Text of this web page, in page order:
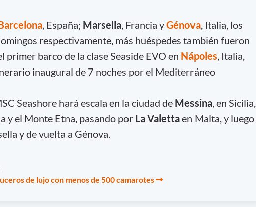
, España; Marsella, Francia yGénova, Italia, los
respectivamente, más huéspedes también fueron
primer barco de la clase Seaside EVO en Nápoles , Italia,
inaugural de 7 noches por el Mediterráneo
Seashore hará escala en la ciudad de Messina, en Sicilia,
y el Monte Etna, pasando por La Valettaen Malta, y luego
y de vuelta a Génova.
de lujo con menos de 500 camarotes